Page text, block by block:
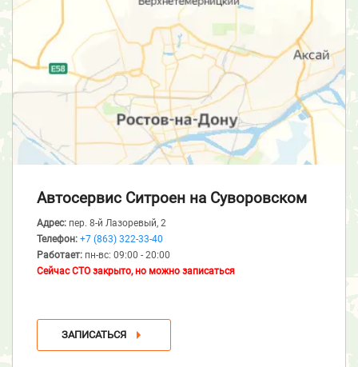
Автосервис Ситроен на Суворовском
Адрес: пер. 8-й Лазоревый, 2
Телефон: +7 (863) 322-33-40
Работает: пн-вс: 09:00 - 20:00
Сейчас СТО закрыто, но можно записаться
ЗАПИСАТЬСЯ